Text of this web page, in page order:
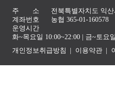
주 소
전북특별자치도 익
계좌번호
농협 365-01-160578
운영시간
화~목요일 10:00~22:00 | 금~토요
개인정보취급방침
이용약관